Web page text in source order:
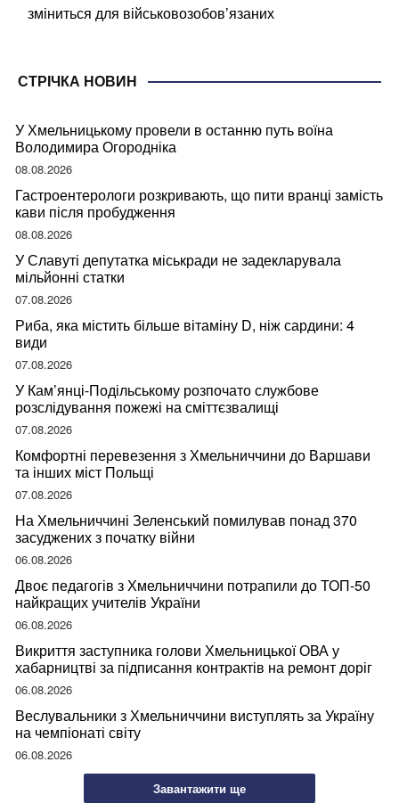
зміниться для військовозобов’язаних
СТРІЧКА НОВИН
У Хмельницькому провели в останню путь воїна
Володимира Огородніка
08.08.2026
Гастроентерологи розкривають, що пити вранці замість
кави після пробудження
08.08.2026
У Славуті депутатка міськради не задекларувала
мільйонні статки
07.08.2026
Риба, яка містить більше вітаміну D, ніж сардини: 4
види
07.08.2026
У Кам’янці-Подільському розпочато службове
розслідування пожежі на сміттєзвалищі
07.08.2026
Комфортні перевезення з Хмельниччини до Варшави
та інших міст Польщі
07.08.2026
На Хмельниччині Зеленський помилував понад 370
засуджених з початку війни
06.08.2026
Двоє педагогів з Хмельниччини потрапили до ТОП-50
найкращих учителів України
06.08.2026
Викриття заступника голови Хмельницької ОВА у
хабарництві за підписання контрактів на ремонт доріг
06.08.2026
Веслувальники з Хмельниччини виступлять за Україну
на чемпіонаті світу
06.08.2026
Завантажити ще